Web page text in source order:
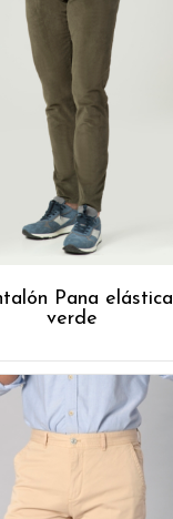
Pana elástica
verde